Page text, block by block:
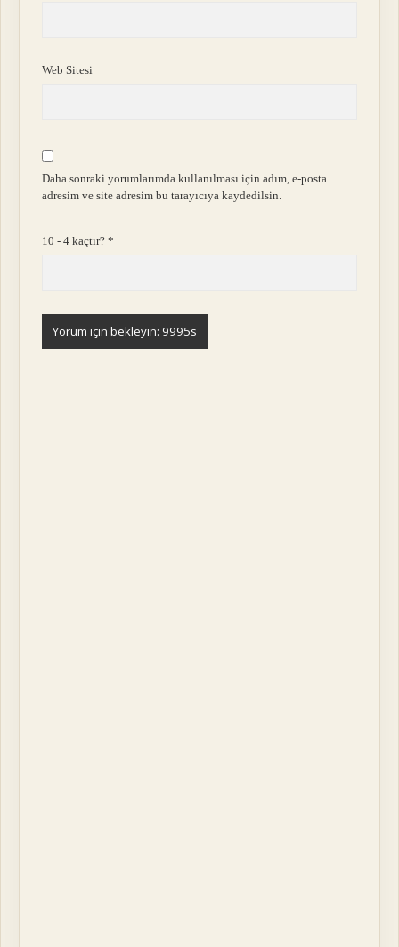
Web Sitesi
Daha sonraki yorumlarımda kullanılması için adım, e-posta
adresim ve site adresim bu tarayıcıya kaydedilsin.
10 - 4 kaçtır?*